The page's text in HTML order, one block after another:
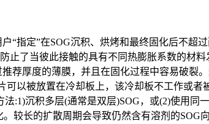
“指定”在SOG沉积、烘烤和最终固化后不超
止了当彼此接触的具有不同热膨胀系数的材
荐厚度的薄膜，并且在固化过程中容易破裂
以被放置在冷却板上，该冷却板不工作或者
:1)沉积多层(通常是双层)SOG，或(2)使用同
较长的扩散周期会导致仍然含有溶剂的SOG